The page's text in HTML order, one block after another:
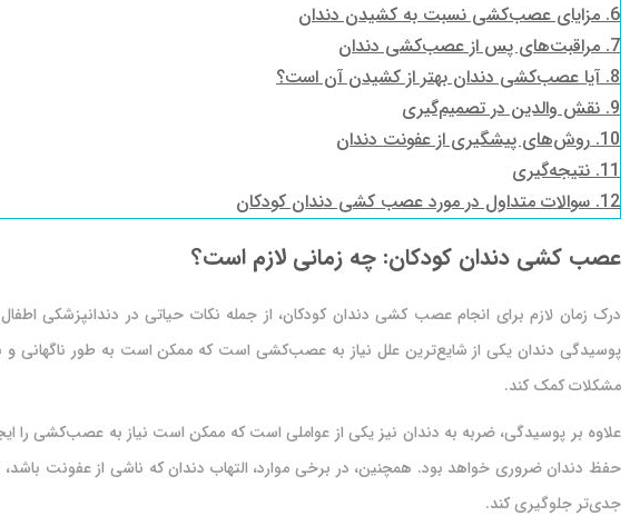
6. مزایای عصب‌کشی نسبت به کشیدن دندان
7. مراقبت‌های پس از عصب‌کشی دندان
8. آیا عصب‌کشی دندان بهتر از کشیدن آن است؟
9. نقش والدین در تصمیم‌گیری
10. روش‌های پیشگیری از عفونت دندان
11. نتیجه‌گیری
12. سوالات متداول در مورد عصب کشی دندان کودکان
عصب کشی دندان کودکان: چه زمانی لازم است؟
درک زمان لازم برای انجام عصب کشی دندان کودکان، از جمله نکات حیاتی در دندانپزشکی
پوسیدگی دندان یکی از شایع‌ترین علل نیاز به عصب‌کشی است که ممکن است به طور ناگهانی و
مشکلات کمک کند.
علاوه بر پوسیدگی، ضربه به دندان نیز یکی از عواملی است که ممکن است نیاز به عصب‌کشی
حفظ دندان ضروری خواهد بود. همچنین، در برخی موارد، التهاب دندان که ناشی از عفونت
جدی‌تر جلوگیری کند.